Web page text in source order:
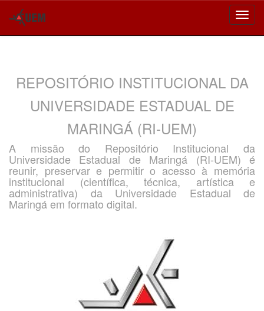
REPOSITÓRIO INSTITUCIONAL DA
UNIVERSIDADE ESTADUAL DE
MARINGÁ (RI-UEM)
A missão do Repositório Institucional da
Universidade Estadual de Maringá (RI-UEM) é
reunir, preservar e permitir o acesso à memória
institucional (científica, técnica, artística e
administrativa) da Universidade Estadual de
Maringá em formato digital.